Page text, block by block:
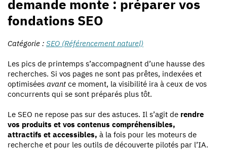
demande monte : préparer vos
fondations SEO
Catégorie : SEO (Référencement naturel)
Les pics de printemps s’accompagnent d’une hausse des
recherches. Si vos pages ne sont pas prêtes, indexées et
optimisées avant ce moment, la visibilité ira à ceux de vos
concurrents qui se sont préparés plus tôt.
Le SEO ne repose pas sur des astuces. Il s’agit de rendre
vos produits et vos contenus compréhensibles,
attractifs et accessibles, à la fois pour les moteurs de
recherche et pour les outils de découverte pilotés par l’IA.